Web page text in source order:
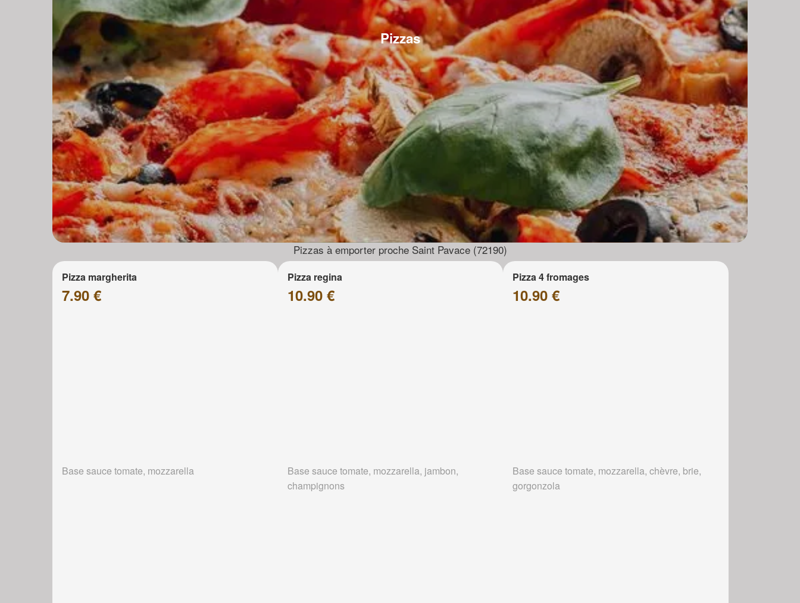
Pizzas
Pizzas à emporter proche Saint Pavace (72190)
Pizza margherita
7.90 €
Base sauce tomate, mozzarella
Pizza regina
10.90 €
Base sauce tomate, mozzarella, jambon,
champignons
Pizza 4 fromages
10.90 €
Base sauce tomate, mozzarella, chèvre, brie,
gorgonzola